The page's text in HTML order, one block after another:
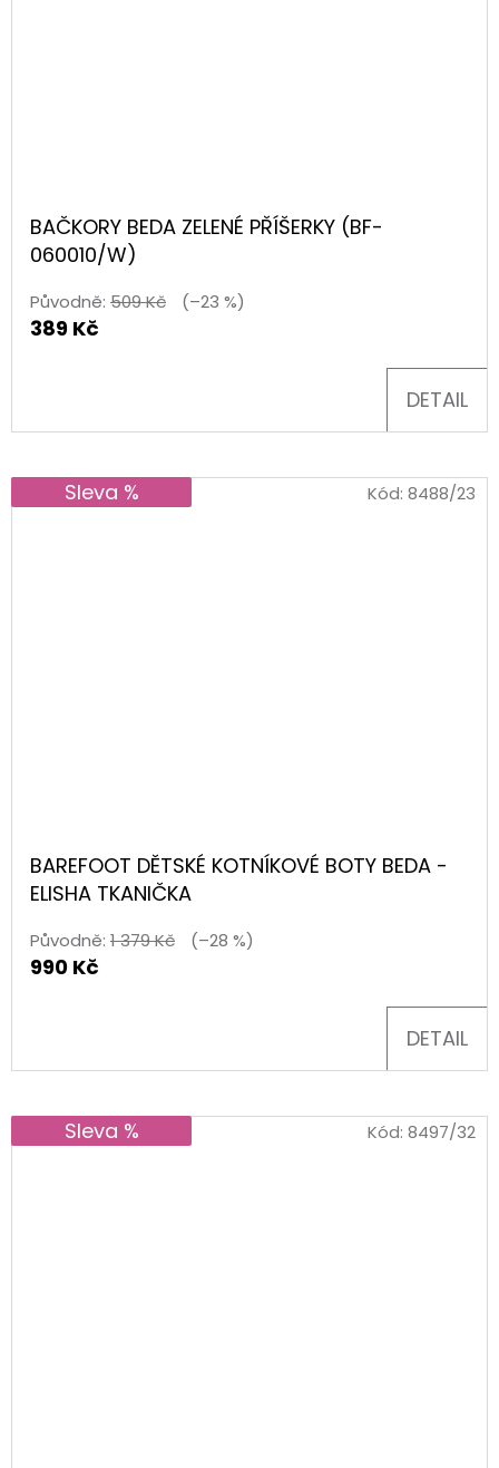
BAČKORY BEDA ZELENÉ PŘÍŠERKY (BF-
060010/W)
Původně: 509 Kč (–23 %)
389 Kč
DETAIL
Sleva %
BAREFOOT DĚTSKÉ KOTNÍKOVÉ BOTY BEDA -
ELISHA TKANIČKA
Původně: 1 379 Kč (–28 %)
990 Kč
DETAIL
Kód: 8488/23
Sleva % Kód: 8497/32